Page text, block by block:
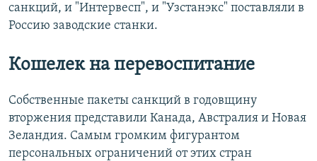
санкций, и "Интервесп", и "Узстанэкс" поставляли в
Россию заводские станки.
Кошелек на перевоспитание
Собственные пакеты санкций в годовщину
вторжения представили Канада, Австралия и Новая
Зеландия. Самым громким фигурантом
персональных ограничений от этих стран